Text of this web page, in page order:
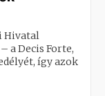
Hivatal
a Decis Forte,
így azok